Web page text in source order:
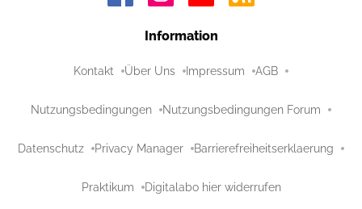
Information
Kontakt Über Uns Impressum AGB
Nutzungsbedingungen Nutzungsbedingungen Forum
Datenschutz Privacy Manager Barrierefreiheitserklaerung
Praktikum Digitalabo hier widerrufen